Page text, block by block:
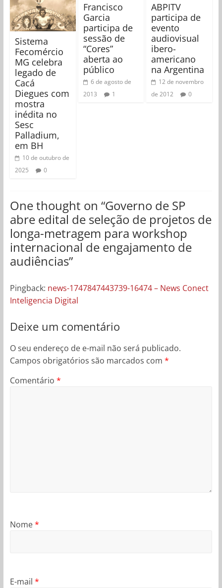
Sistema
Fecomércio
MG celebra
legado de
Cacá
Diegues com
mostra
inédita no
Sesc
Palladium,
em BH
10 de outubro de
2025
0
Francisco
Garcia
participa de
sessão de
“Cores”
aberta ao
público
6 de agosto de
2013
1
ABPITV
participa de
evento
audiovisual
ibero-
americano
na Argentina
12 de novembro
de 2012
0
One thought on “Governo de SP
abre edital de seleção de projetos de
longa-metragem para workshop
internacional de engajamento de
audiências”
Pingback: news-1747847443739-16474 – News Conect
Inteligencia Digital
Deixe um comentário
O seu endereço de e-mail não será publicado.
Campos obrigatórios são marcados com *
Comentário *
Nome*
E-mail *